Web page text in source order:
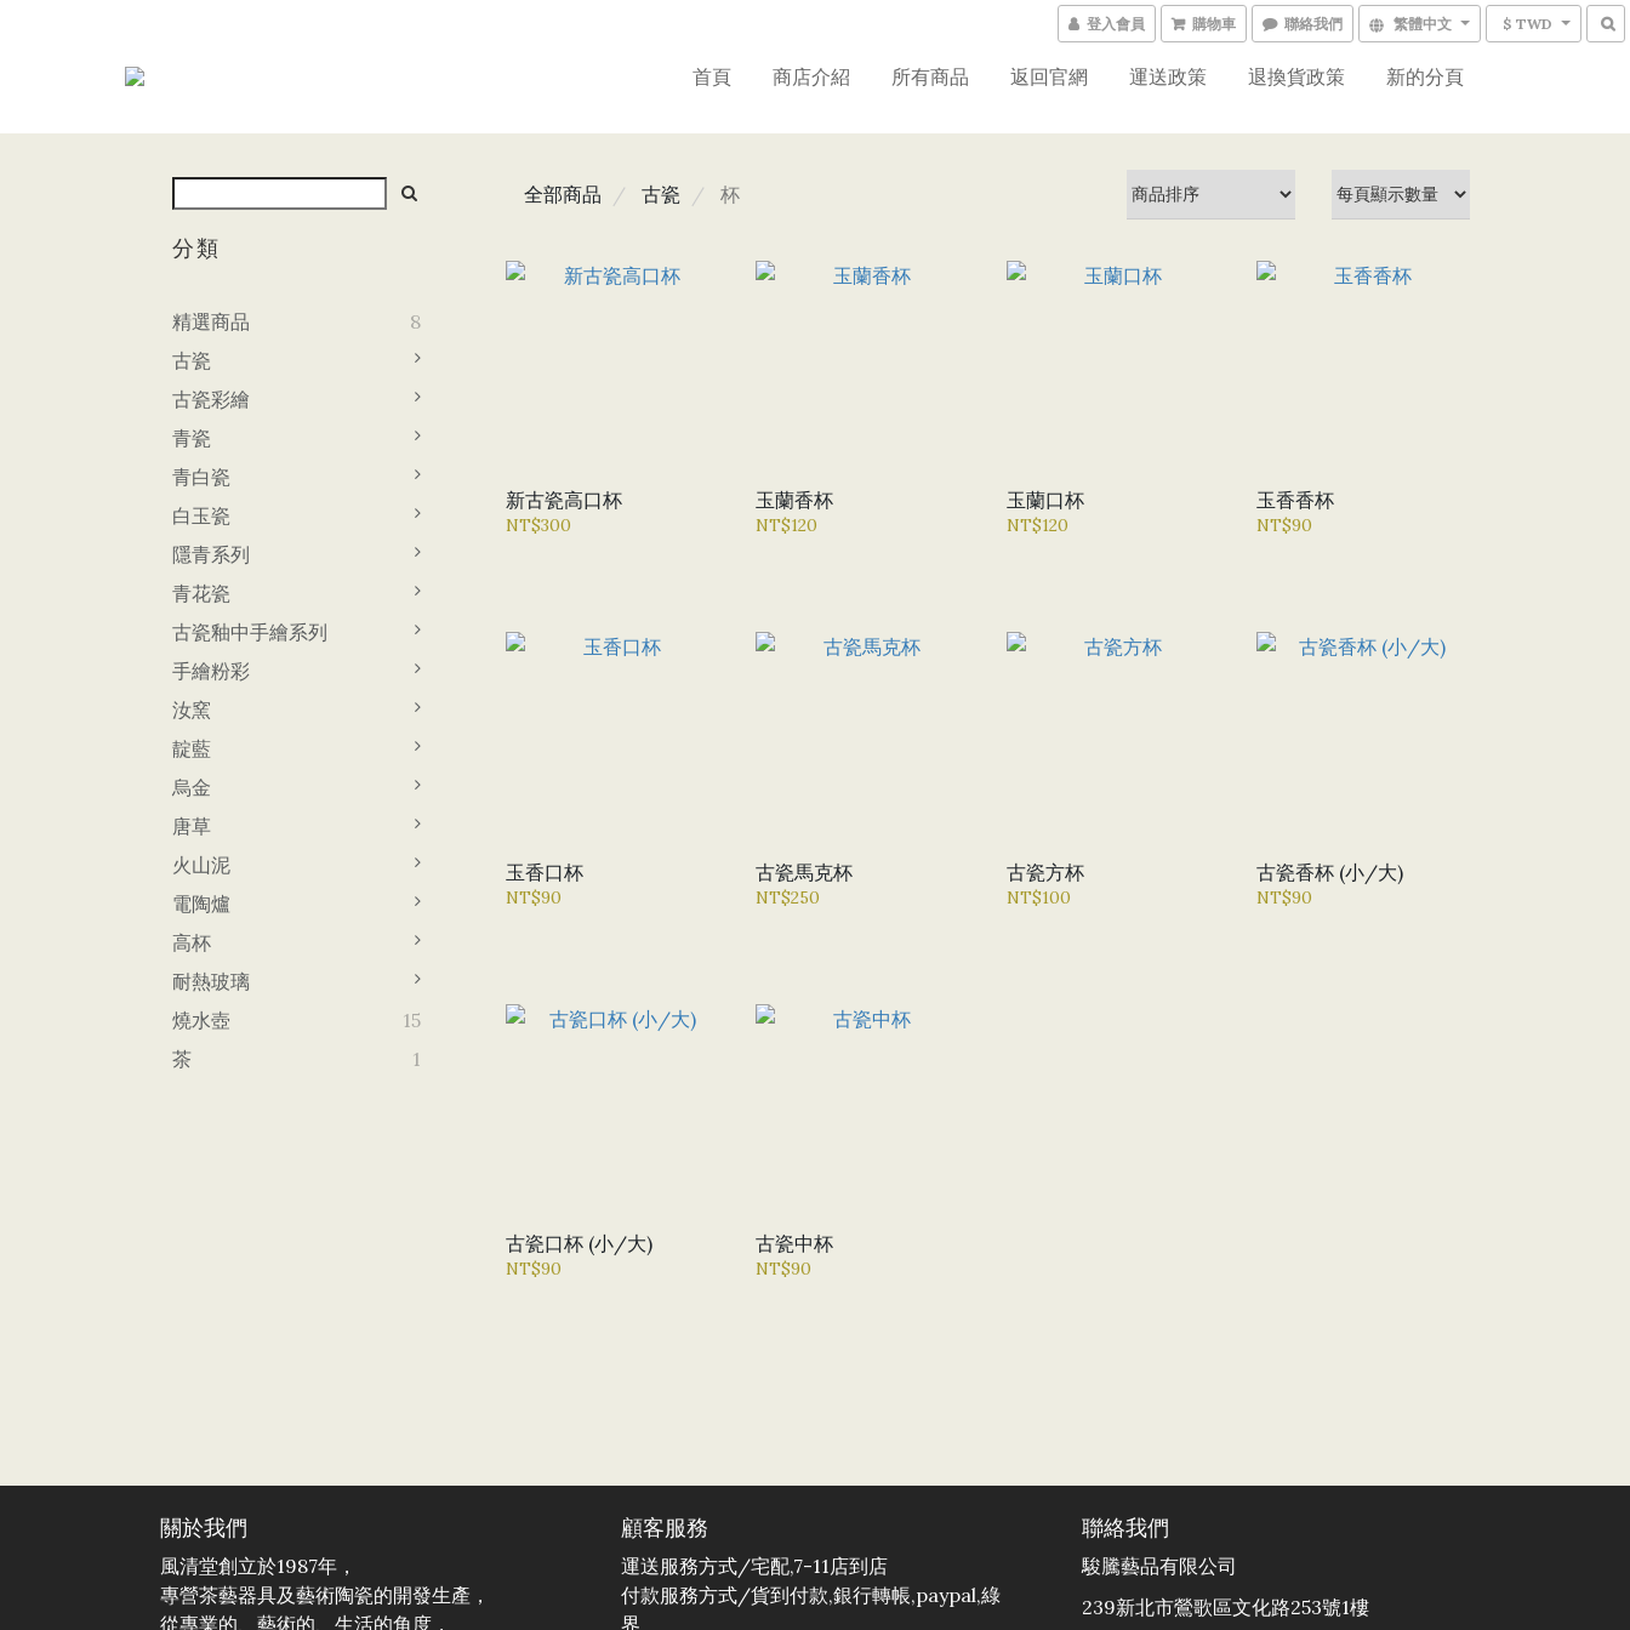
登入會員 購物車 聯絡我們 繁體中文 $ TWD
首頁 商店介紹 所有商品 返回官網 運送政策 退換貨政策 新的分頁
分類
精選商品
8
古瓷
古瓷彩繪
青瓷
青白瓷
白玉瓷
隱青系列
青花瓷
古瓷釉中手繪系列
手繪粉彩
汝窯
靛藍
烏金
唐草
火山泥
電陶爐
高杯
耐熱玻璃
燒水壺
15
茶
1
全部商品 古瓷 杯
新古瓷高口杯
NT$300
玉蘭香杯
NT$120
玉蘭口杯
NT$120
玉香香杯
NT$90
玉香口杯
NT$90
古瓷馬克杯
NT$250
古瓷方杯
NT$100
古瓷香杯 (小/大)
NT$90
古瓷口杯 (小/大)
NT$90
古瓷中杯
NT$90
關於我們
風清堂創立於1987年，
專營茶藝器具及藝術陶瓷的開發生產，
從專業的、藝術的、生活的角度，
顧客服務
運送服務方式/宅配,7-11店到店
付款服務方式/貨到付款,銀行轉帳,paypal,綠
界
聯絡我們
駿騰藝品有限公司
239新北市鶯歌區文化路253號1樓